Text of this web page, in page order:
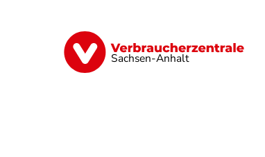
Sachsen-Anhalt
Finanzen Digitales